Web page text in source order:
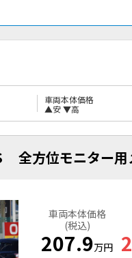
車両本体価格
▲安▼高
方位モニター用
車両本体価格
(税込)
207.9万円